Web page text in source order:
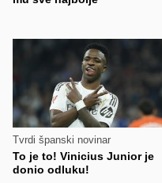
Tvrdi španski novinar
To je to! Vinicius Junior je
donio odluku!